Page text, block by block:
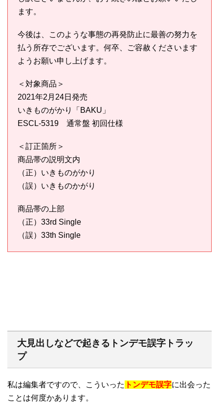
ます。
今後は、このような事態の再発防止に最善の努力を
払う所存でございます。何卒、ご容赦くださいます
ようお願い申し上げます。
＜対象商品＞
2021年2月24日発売
いきものがかり「BAKU」
ESCL-5319 通常盤 初回仕様
＜訂正箇所＞
商品帯の説明文内
（正）いきものがかり
（誤）いきものかがり
商品帯の上部
（正）33rd Single
（誤）33th Single
大見出しなどで起きるトンデモ誤字トラッ
プ
私は編集者ですので、こういった トンデモ誤字に出会った
ことは何度かあります。